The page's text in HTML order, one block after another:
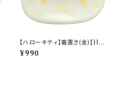
【ハローキティ】箸置き(金)【HK
190】HK193-402
¥990